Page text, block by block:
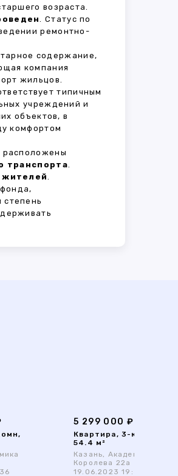
возраста.
. Статус по
ремонтно-
содержание,
компания
жильцов.
типичным
учреждений и
объектов, в
комфортом
расположены
транспорта.
жителей.
5 299 000 ₽
Квартира, 3-комн,
54.4 м²
Казань, Академика
Королева 22а
19.06.2023 19:39